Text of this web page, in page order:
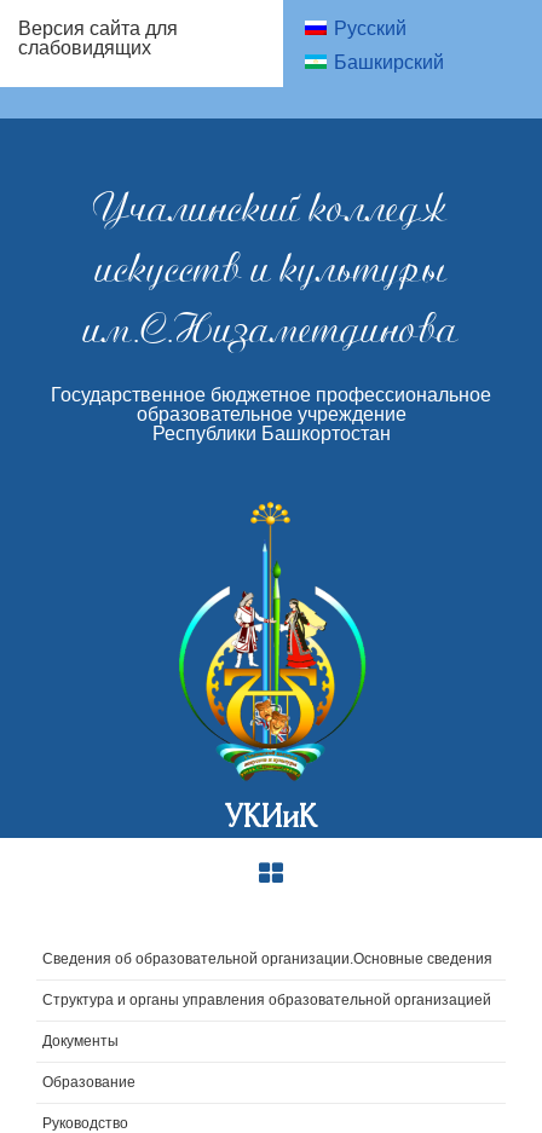
Версия сайта для
слабовидящих
Русский
Башкирский
Учалинский колледж
искусств и культуры
им.С.Низаметдинова
Государственное бюджетное профессиональное
образовательное учреждение
Республики Башкортостан
УКИиК
Сведения об образовательной организации.Основные сведения
Структура и органы управления образовательной организацией
Документы
Образование
Руководство